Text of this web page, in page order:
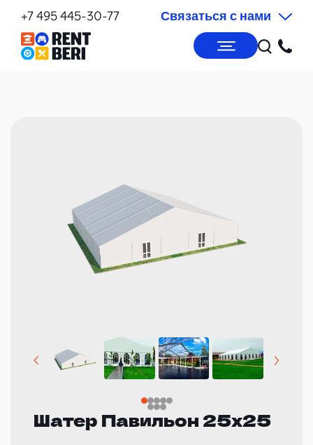
+7 495 445-30-77 Связаться с нами
Шатер Павильон 25х25